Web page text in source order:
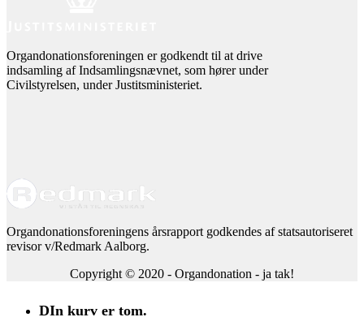
Organdonationsforeningen er godkendt til at drive
indsamling af Indsamlingsnævnet, som hører under
Civilstyrelsen, under Justitsministeriet.
Organdonationsforeningens årsrapport godkendes af statsautoriseret
revisor v/Redmark Aalborg.
Copyright © 2020 - Organdonation - ja tak!
DIn kurv er tom.